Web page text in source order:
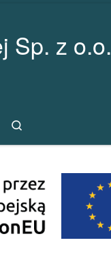
Sp. z o.o.